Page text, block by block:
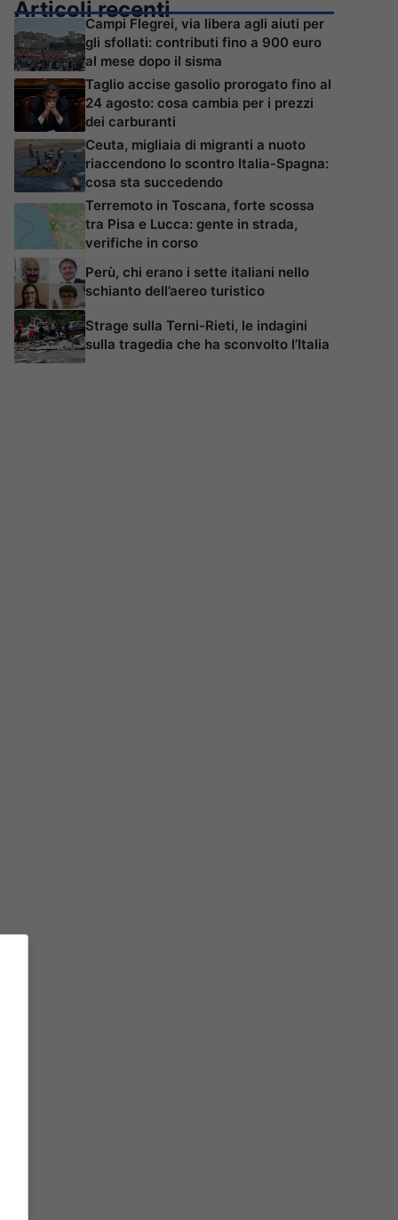
Articoli recenti
Campi Flegrei, via libera agli aiuti per
gli sfollati: contributi fino a 900 euro
al mese dopo il sisma
Taglio accise gasolio prorogato fino al
24 agosto: cosa cambia per i prezzi
dei carburanti
Ceuta, migliaia di migranti a nuoto
riaccendono lo scontro Italia-Spagna:
cosa sta succedendo
Terremoto in Toscana, forte scossa
tra Pisa e Lucca: gente in strada,
verifiche in corso
Perù, chi erano i sette italiani nello
schianto dell’aereo turistico
Strage sulla Terni-Rieti, le indagini
sulla tragedia che ha sconvolto l’Italia